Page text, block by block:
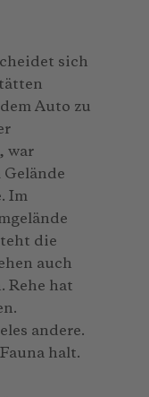
sich
Auto zu
war
Im
die
auch
Rehe hat
andere.
halt.